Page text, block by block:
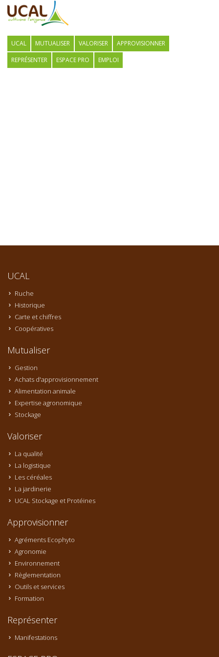
UCAL MUTUALISER VALORISER
APPROVISIONNER
REPRÉSENTER
ESPACE PRO EMPLOI
UCAL
Ruche
Historique
Carte et chiffres
Coopératives
Mutualiser
Gestion
Achats d'approvisionnement
Alimentation animale
Expertise agronomique
Stockage
Valoriser
La qualité
La logistique
Les céréales
La jardinerie
UCAL Stockage et Protéines
Approvisionner
Agréments Ecophyto
Agronomie
Environnement
Règlementation
Outils et services
Formation
Représenter
Manifestations